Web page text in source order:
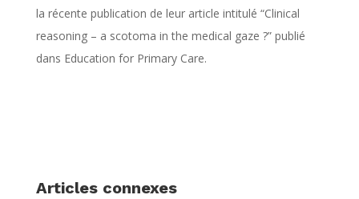
la récente publication de leur article intitulé “Clinical
reasoning – a scotoma in the medical gaze ?” publié
dans Education for Primary Care.
Articles connexes